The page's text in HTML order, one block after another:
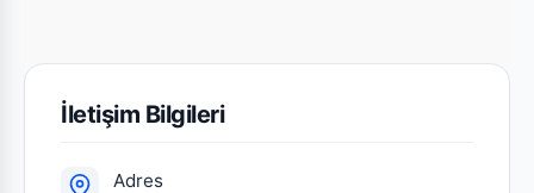
İletişim Bilgileri
Adres